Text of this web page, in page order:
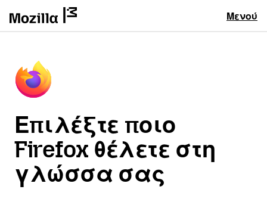
Μενού
Επιλέξτε ποιο
Firefox θέλετε στη
γλώσσα σας